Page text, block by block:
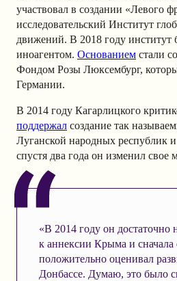
участвовал в создании «Левого
исследовательский Институт
движений. В 2018 году институт
иноагентом. Основанием стали
Фондом Розы Люксембург,
Германии.
В 2014 году Кагарлицкого
поддержал создание так
Луганской народных республик
спустя два года он изменил свое
«В 2014 году он достаточно
к аннексии Крыма и сначала
положительно оценивал
Донбассе. Думаю, это было